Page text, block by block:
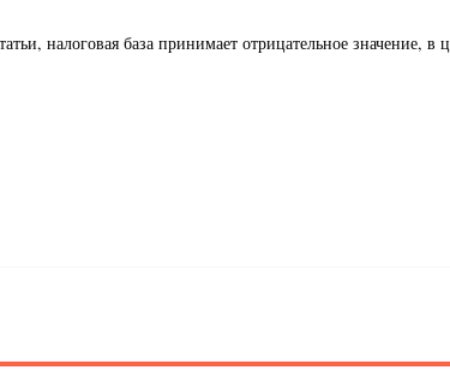
налоговая база принимает отрицательное значение, в